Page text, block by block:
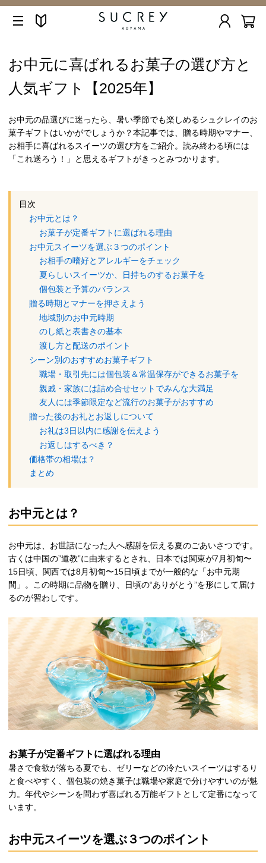
お中元に喜ばれるお菓子の選び方と
人気ギフト【2025年】
お中元の品選びに迷ったら、暑い季節でも楽しめるシュクレイのお
菓子ギフトはいかがでしょうか？本記事では、贈る時期やマナー、
お相手に喜ばれるスイーツの選び方をご紹介。読み終わる頃には
「これ送ろう！」と思えるギフトがきっとみつかります。
目次
お中元とは？
お菓子が定番ギフトに選ばれる理由
お中元スイーツを選ぶ３つのポイント
お相手の嗜好とアレルギーをチェック
夏らしいスイーツか、日持ちのするお菓子を
個包装と予算のバランス
贈る時期とマナーを押さえよう
地域別のお中元時期
のし紙と表書きの基本
渡し方と配送のポイント
シーン別のおすすめお菓子ギフト
職場・取引先には個包装＆常温保存ができるお菓子を
親戚・家族には詰め合せセットでみんな大満足
友人には季節限定など流行のお菓子がおすすめ
贈った後のお礼とお返しについて
お礼は3日以内に感謝を伝えよう
お返しはするべき？
価格帯の相場は？
まとめ
お中元とは？
お中元は、お世話になった人へ感謝を伝える夏のごあいさつです。
古くは中国の”道教”に由来するとされ、日本では関東が7月初旬〜
15日頃、関西では8月初旬〜15日頃までが一般的な「お中元期
間」。この時期に品物を贈り、日頃の“ありがとう”を形にして届け
るのが習わしです。
お菓子が定番ギフトに選ばれる理由
暑さで食欲が落ちる夏でも、ゼリーなどの冷たいスイーツはするり
と食べやすく、個包装の焼き菓子は職場や家庭で分けやすいのが魅
力。年代やシーンを問わず喜ばれる万能ギフトとして定番になって
います。
お中元スイーツを選ぶ３つのポイント